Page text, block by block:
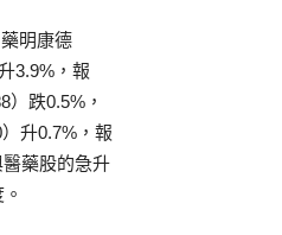
明康德
3.9%，報
跌0.5%，
升0.7%，報
藥股的急升